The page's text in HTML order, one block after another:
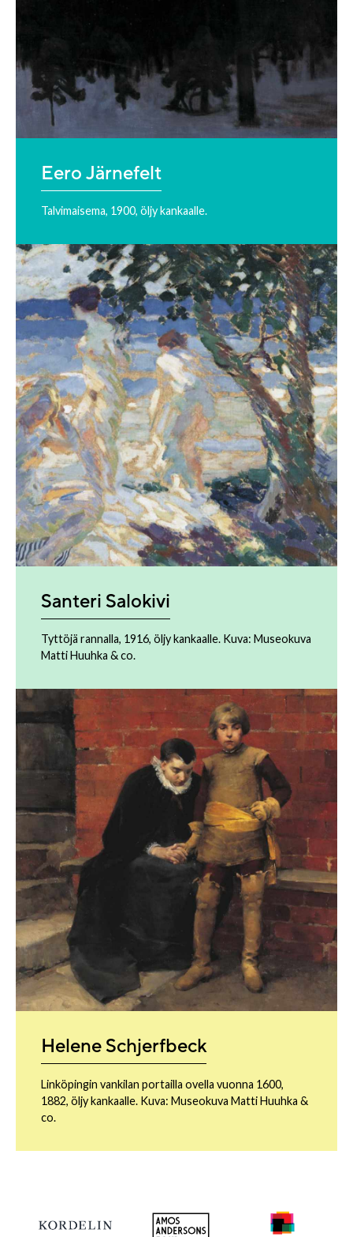
Eero Järnefelt
Talvimaisema, 1900, öljy kankaalle.
Santeri Salokivi
Tyttöjä rannalla, 1916, öljy kankaalle. Kuva: Museokuva
Matti Huuhka & co.
Helene Schjerfbeck
Linköpingin vankilan portailla ovella vuonna 1600,
1882, öljy kankaalle. Kuva: Museokuva Matti Huuhka &
co.